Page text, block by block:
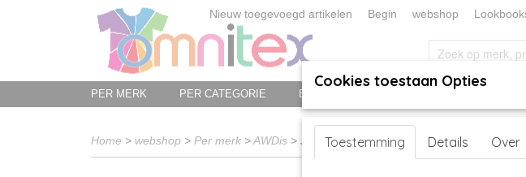
Nieuw toegevoegd artikelen Begin webshop
PER MERK PER CATEGORIE BED-, BAD-, KEUKEN EN TAFELLINNEN
Home > webshop > Per merk >AWDis > Just T-shirt
Cookies toestaan Opties
Toestemming Details Over